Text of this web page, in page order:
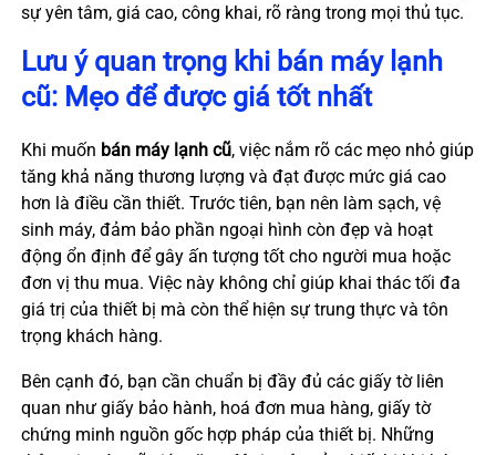
sự yên tâm, giá cao, công khai, rõ ràng trong mọi thủ tục.
Lưu ý quan trọng khi bán máy lạnh
cũ: Mẹo để được giá tốt nhất
Khi muốn bán máy lạnh cũ, việc nắm rõ các mẹo nhỏ giúp
tăng khả năng thương lượng và đạt được mức giá cao
hơn là điều cần thiết. Trước tiên, bạn nên làm sạch, vệ
sinh máy, đảm bảo phần ngoại hình còn đẹp và hoạt
động ổn định để gây ấn tượng tốt cho người mua hoặc
đơn vị thu mua. Việc này không chỉ giúp khai thác tối đa
giá trị của thiết bị mà còn thể hiện sự trung thực và tôn
trọng khách hàng.
Bên cạnh đó, bạn cần chuẩn bị đầy đủ các giấy tờ liên
quan như giấy bảo hành, hoá đơn mua hàng, giấy tờ
chứng minh nguồn gốc hợp pháp của thiết bị. Những